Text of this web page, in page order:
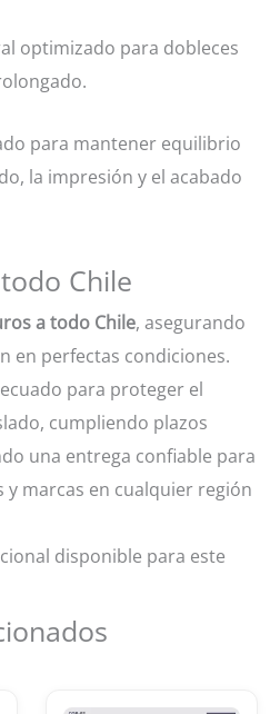
optimizado para dobleces
para mantener equilibrio
la impresión y el acabado
Chile
a todo Chile, asegurando
en perfectas condiciones.
para proteger el
cumpliendo plazos
una entrega confiable para
marcas en cualquier región
disponible para este